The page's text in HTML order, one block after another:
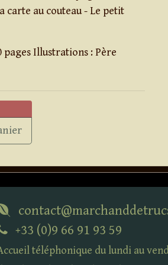
carte au couteau - Le petit
pages Illustrations : Père
' . Close-up Pro . '
+33 (0)9 66 91 93 59
téléphonique du lundi au